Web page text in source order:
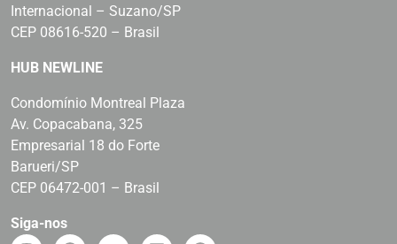
Internacional – Suzano/SP
CEP 08616-520 – Brasil
HUB NEWLINE
Condomínio Montreal Plaza
Av. Copacabana, 325
Empresarial 18 do Forte
Barueri/SP
CEP 06472-001 – Brasil
Siga-nos